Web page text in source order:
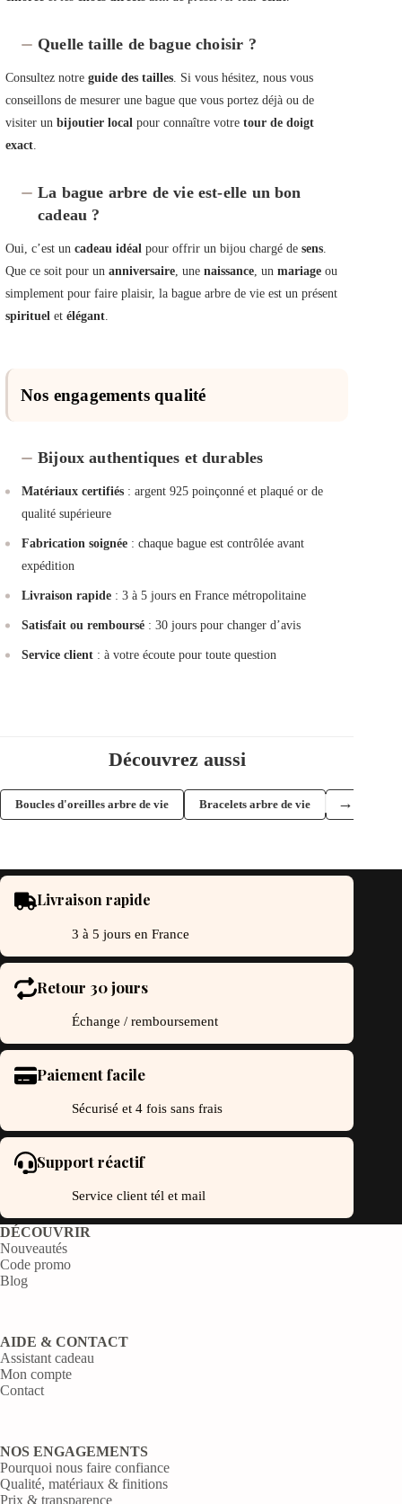
Quelle taille de bague choisir ?
Consultez notre guide des tailles . Si vous hésitez, nous vous
conseillons de mesurer une bague que vous portez déjà ou de
visiter un bijoutier local pour connaître votre tour de doigt
exact
La bague arbre de vie est-elle un bon
cadeau ?
Oui, c’est un cadeau idéal pour offrir un bijou chargé de sens
Que ce soit pour un anniversaire , une naissance , un mariage ou
simplement pour faire plaisir, la bague arbre de vie est un présent
spirituel et élégant
Nos engagements qualité
Bijoux authentiques et durables
Matériaux certifiés : argent 925 poinçonné et plaqué or de
qualité supérieure
Fabrication soignée : chaque bague est contrôlée avant
expédition
Livraison rapide : 3 à 5 jours en France métropolitaine
Satisfait ou remboursé : 30 jours pour changer d’avis
Service client : à votre écoute pour toute question
Découvrez aussi
Boucles d'oreilles arbre de vie Bracelets arbre de vie Colliers
→
Livraison rapide
3 à 5 jours en France
Retour 30 jours
Échange / remboursement
Paiement facile
Sécurisé et 4 fois sans frais
Support réactif
Service client tél et mail
DÉCOUVRIR
Nouveautés
Code promo
Blog
AIDE & CONTACT
Assistant cadeau
Mon compte
Contact
NOS ENGAGEMENTS
Pourquoi nous faire confiance
Qualité, matériaux & finitions
Prix & transparence